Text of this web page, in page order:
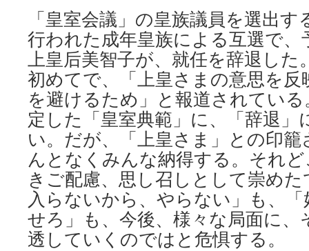
「皇室会議」の皇族議員を選出
行われた成年皇族による互選で、
上皇后美智子が、就任を辞退した
初めてで、「上皇さまの意思を
を避けるため」と報道されてい
定した「皇室典範」に、「辞退
い。だが、「上皇さま」との印
んとなくみんな納得する。それ
きご配慮、思し召しとして崇め
入らないから、やらない」も、
せろ」も、今後、様々な局面に、
透していくのではと危惧する。